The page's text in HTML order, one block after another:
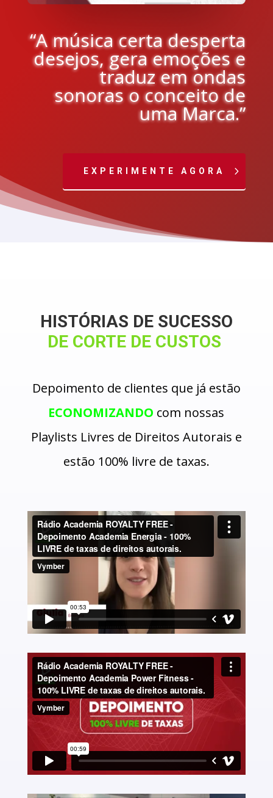
“A música certa desperta
desejos, gera emoções e
traduz em ondas
sonoras o conceito de
uma Marca.”
EXPERIMENTE AGORA
HISTÓRIAS DE SUCESSO
DE CORTE DE CUSTOS
Depoimento de clientes que já estão
ECONOMIZANDO com nossas
Playlists Livres de Direitos Autorais e
estão 100% livre de taxas.